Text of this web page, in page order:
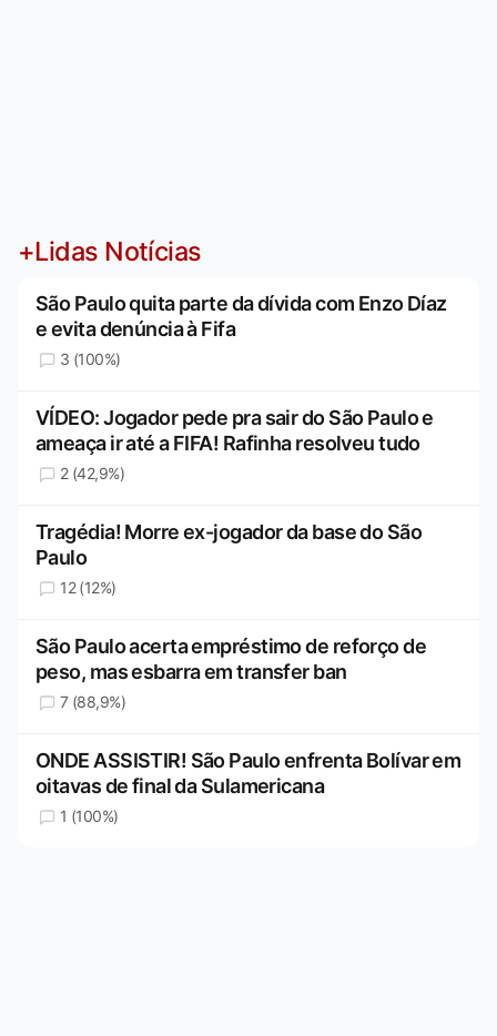
+Lidas Notícias
São Paulo quita parte da dívida com Enzo Díaz
e evita denúncia à Fifa
3 (100%)
VÍDEO: Jogador pede pra sair do São Paulo e
ameaça ir até a FIFA! Rafinha resolveu tudo
2 (42,9%)
Tragédia! Morre ex-jogador da base do São
Paulo
12 (12%)
São Paulo acerta empréstimo de reforço de
peso, mas esbarra em transfer ban
7 (88,9%)
ONDE ASSISTIR! São Paulo enfrenta Bolívar em
oitavas de final da Sulamericana
1 (100%)